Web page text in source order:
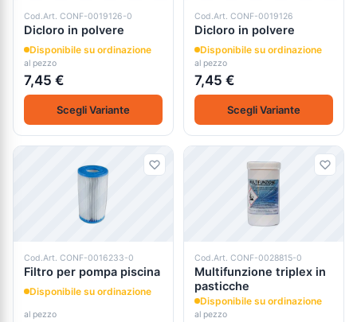
Cod.Art. CONF-0019126-0
Dicloro in polvere
Disponibile su ordinazione
al pezzo
7,45 €
Scegli Variante
Cod.Art. CONF-0019126
Dicloro in polvere
Disponibile su ordinazione
al pezzo
7,45 €
Scegli Variante
Cod.Art. CONF-0016233-0
Filtro per pompa piscina
Disponibile su ordinazione
al pezzo
Cod.Art. CONF-0028815-0
Multifunzione triplex in
pasticche
Disponibile su ordinazione
al pezzo